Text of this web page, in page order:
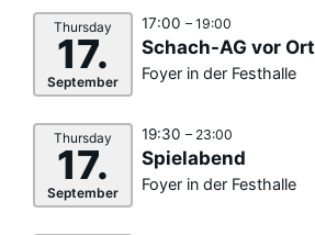
Thursday
17.
September
17:00 – 19:00
Schach-AG vor Ort
Foyer in der Festhalle
Thursday
17.
September
19:30 – 23:00
Spielabend
Foyer in der Festhalle